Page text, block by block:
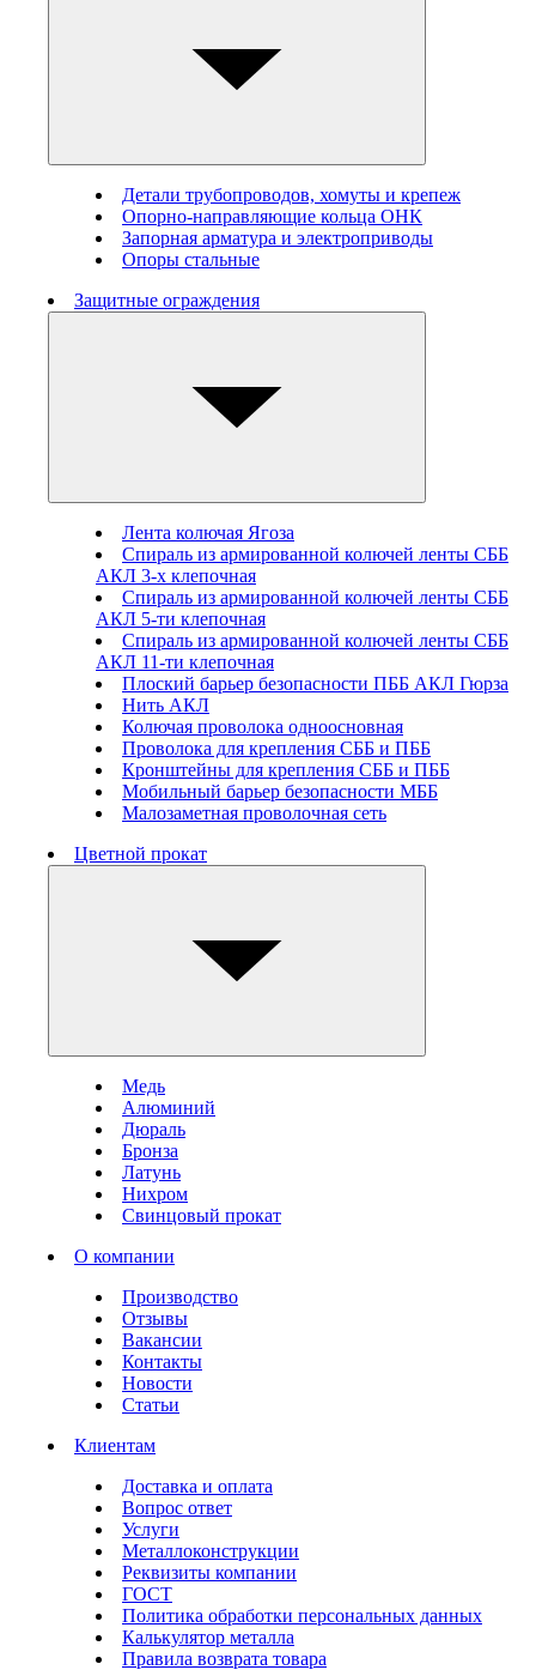
Детали трубопроводов, хомуты и крепеж
Опорно-направляющие кольца ОНК
Запорная арматура и электроприводы
Опоры стальные
Защитные ограждения
Лента колючая Ягоза
Спираль из армированной колючей ленты СББ
АКЛ 3-х клепочная
Спираль из армированной колючей ленты СББ
АКЛ 5-ти клепочная
Спираль из армированной колючей ленты СББ
АКЛ 11-ти клепочная
Плоский барьер безопасности ПББ АКЛ Гюрза
Нить АКЛ
Колючая проволока одноосновная
Проволока для крепления СББ и ПББ
Кронштейны для крепления СББ и ПББ
Мобильный барьер безопасности МББ
Малозаметная проволочная сеть
Цветной прокат
Медь
Алюминий
Дюраль
Бронза
Латунь
Нихром
Свинцовый прокат
О компании
Производство
Отзывы
Вакансии
Контакты
Новости
Статьи
Клиентам
Доставка и оплата
Вопрос ответ
Услуги
Металлоконструкции
Реквизиты компании
ГОСТ
Политика обработки персональных данных
Калькулятор металла
Правила возврата товара